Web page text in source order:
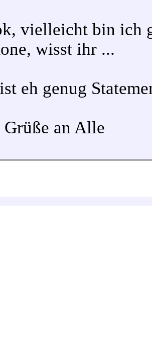
vielleicht bin ich
wisst ihr ...
eh genug
an Alle